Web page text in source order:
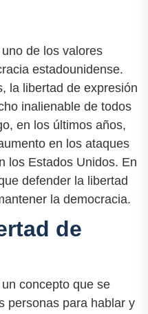
de los valores
estadounidense.
la libertad de expresión
inalienable de todos
en los últimos años,
en los ataques
los Estados Unidos. En
defender la libertad
la democracia.
de
concepto que se
personas para hablar y